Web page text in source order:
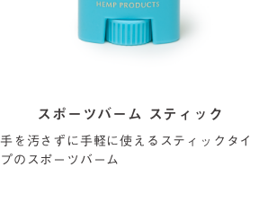
スポーツバーム スティック
手を汚さずに手軽に使えるスティックタイ
プのスポーツバーム